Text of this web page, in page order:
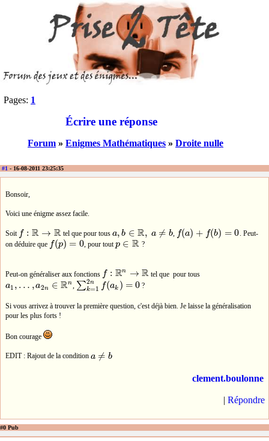
Pages: 1
Écrire une réponse
Forum » Enigmes Mathématiques » Droite nulle
#1 - 16-08-2011 23:25:35
Bonsoir,
Voici une énigme assez facile.
Soit f : R → R
f:R→R tel que pour tousa, b ∈ R, a ≠ b
a,b ∈ R,a ≠b , f(a) + f(b) = 0
f(a)+f b)= 0
. Peut-
on déduire que f(p) = 0
f(p)=0 , pour tout p ∈ R
p∈R ?
Peut-on généraliser aux fonctions f : Rn → R
f:Rn →R
tel que pour tous
a1 , … ,a2n ∈ Rn
a1, … a 2 n∈Rn , ∑2n
k=1 f(ak ) = 0
∑ k=12n f(ak)= 0 ?
Si vous arrivez à trouver la première question, c'est déjà bien. Je laisse la généralisation
pour les plus forts !
Bon courage
EDIT : Rajout de la condition a ≠ b
a≠ b
clement.boulonne
| Répondre
#0 Pub